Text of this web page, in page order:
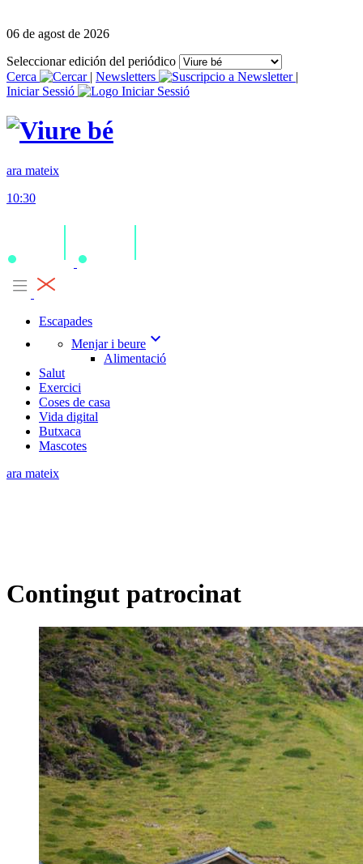
06 de agost de 2026
Seleccionar edición del periódico
Cerca
| Newsletters
|
Iniciar Sessió
ara mateix
10:30
Escapades
Menjar i beure expand_more
Alimentació
Salut
Exercici
Coses de casa
Vida digital
Butxaca
Mascotes
ara mateix
Contingut patrocinat